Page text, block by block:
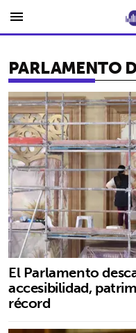
menu
PARLAMENTO
El Parlamento
accesibilidad,
récord